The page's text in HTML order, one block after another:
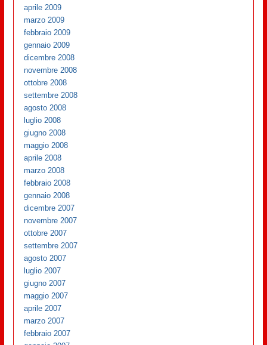
aprile 2009
marzo 2009
febbraio 2009
gennaio 2009
dicembre 2008
novembre 2008
ottobre 2008
settembre 2008
agosto 2008
luglio 2008
giugno 2008
maggio 2008
aprile 2008
marzo 2008
febbraio 2008
gennaio 2008
dicembre 2007
novembre 2007
ottobre 2007
settembre 2007
agosto 2007
luglio 2007
giugno 2007
maggio 2007
aprile 2007
marzo 2007
febbraio 2007